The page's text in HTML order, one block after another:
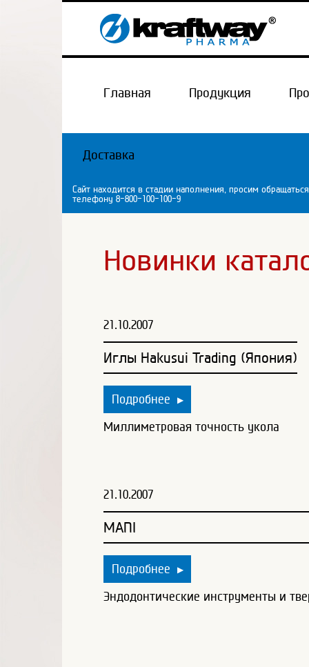
Главная Продукция
Доставка
Сайт находится в стадии наполнения, просим
телефону 8-800-100-100-9
Новинки
21.10.2007
Иглы Hakusui Trading (Япония)
Подробнее ▶
Миллиметровая точность укола
21.10.2007
MANI
Подробнее ▶
Эндодонтические инструменты и